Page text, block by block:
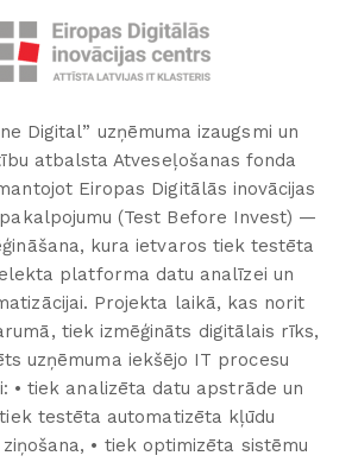
Digital” uzņēmuma izaugsmi un
atbalsta Atveseļošanas fonda
Eiropas Digitālās inovācijas
(Test Before Invest) —
kura ietvaros tiek testēta
platforma datu analīzei un
Projekta laikā, kas norit
tiek izmēģināts digitālais rīks,
uzņēmuma iekšējo IT procesu
• tiek analizēta datu apstrāde un
testēta automatizēta kļūdu
• tiek optimizēta sistēmu